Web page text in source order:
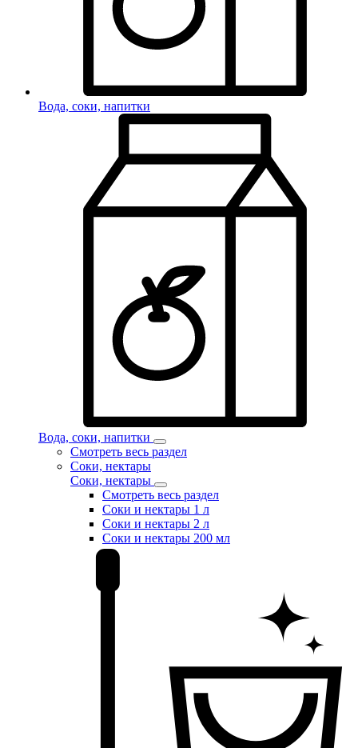
Вода, соки, напитки
Вода, соки, напитки
Смотреть весь раздел
Соки, нектары
Соки, нектары
Смотреть весь раздел
Соки и нектары 1 л
Соки и нектары 2 л
Соки и нектары 200 мл